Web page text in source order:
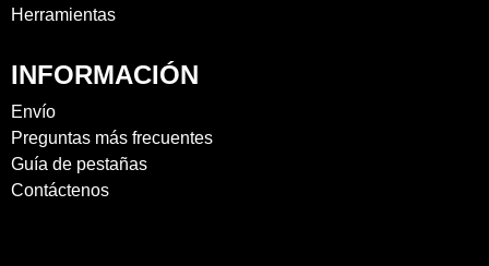
Herramientas
INFORMACIÓN
Envío
Preguntas más frecuentes
Guía de pestañas
Contáctenos